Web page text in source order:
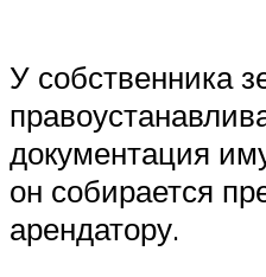
У собственника
документация
он собирается
арендатору.